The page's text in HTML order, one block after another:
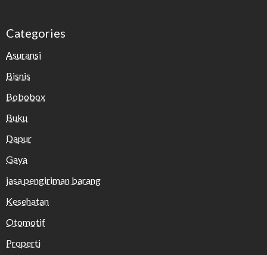
Categories
Asuransi
Bisnis
Bobobox
Buku
Dapur
Gaya
jasa pengiriman barang
Kesehatan
Otomotif
Properti